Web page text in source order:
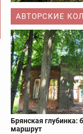
АВТОРСКИЕ
Брянская глубинка:
маршрут